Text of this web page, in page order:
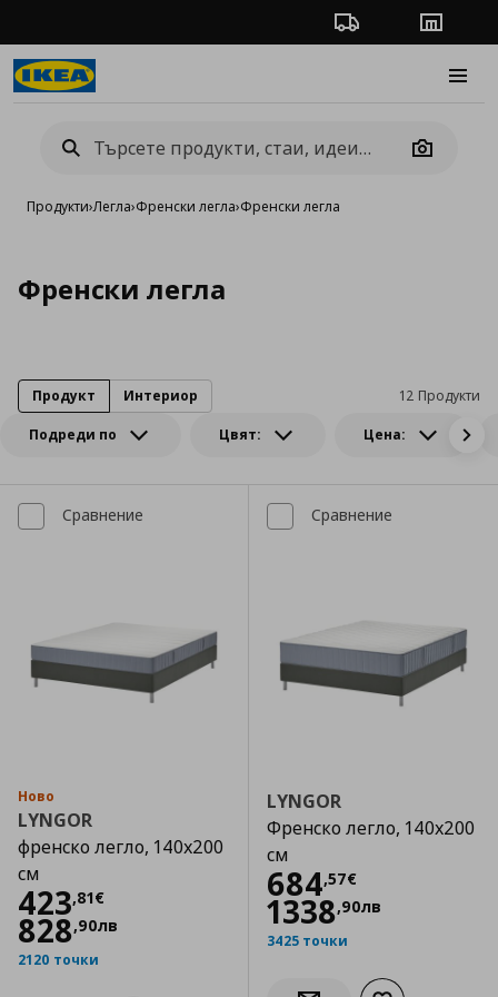
Проследяване на
Camera
Продукти›Легла›Френски легла›Френски легла
Френски легла
Подреди по Цвят: Цена:
12 Продукти
Продукт Интериор
Сравнение
Ново
LYNGOR
френско легло, 140x200
см
423,81€
Цена
828,90лв
2120 точки
Сравнение
LYNGOR
Френско легло, 140x200
см
684,57€
Цена684,57 €
1338,90лв
3425 точки